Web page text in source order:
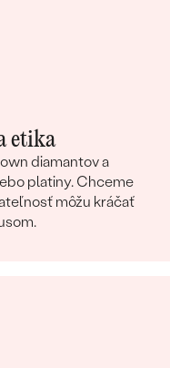
etika
diamantov a
platiny. Chceme
môžu kráčať